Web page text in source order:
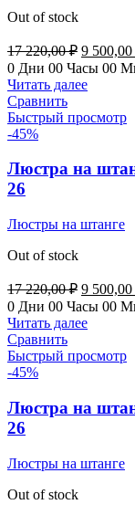
Out of stock
17 220,00₽
цена
17
220,00 ₽.
9 500,00
0 Дни 00 Часы 00
Читать далее
Сравнить
Быстрый просмотр
-45%
Люстра на
26
Люстры на штанге
Out of stock
17 220,00₽
цена
17
220,00 ₽.
9 500,00
0 Дни 00 Часы 00
Читать далее
Сравнить
Быстрый просмотр
-45%
Люстра на
26
Люстры на штанге
Out of stock